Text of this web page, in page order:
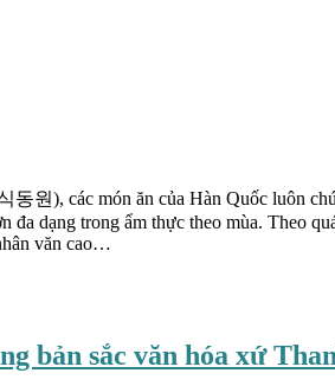
원), các món ăn của Hàn Quốc luôn
dạng trong ẩm thực theo mùa. Theo
văn cao…
bản sắc văn hóa xứ